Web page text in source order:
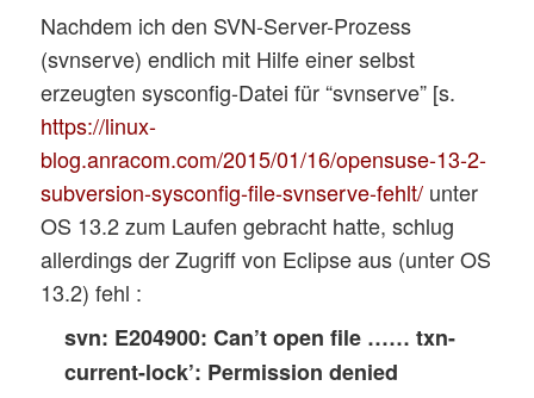
Nachdem ich den SVN-Server-Prozess
(svnserve) endlich mit Hilfe einer selbst
erzeugten sysconfig-Datei für “svnserve” [s.
https://linux-
blog.anracom.com/2015/01/16/opensuse-13-2-
subversion-sysconfig-file-svnserve-fehlt/ unter
OS 13.2 zum Laufen gebracht hatte, schlug
allerdings der Zugriff von Eclipse aus (unter OS
13.2) fehl :
svn: E204900: Can’t open file …… txn-
current-lock’: Permission denied